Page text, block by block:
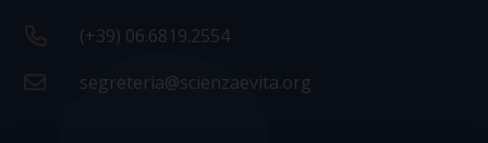
(+39) 06.6819.2554
segreteria@scienzaevita.org